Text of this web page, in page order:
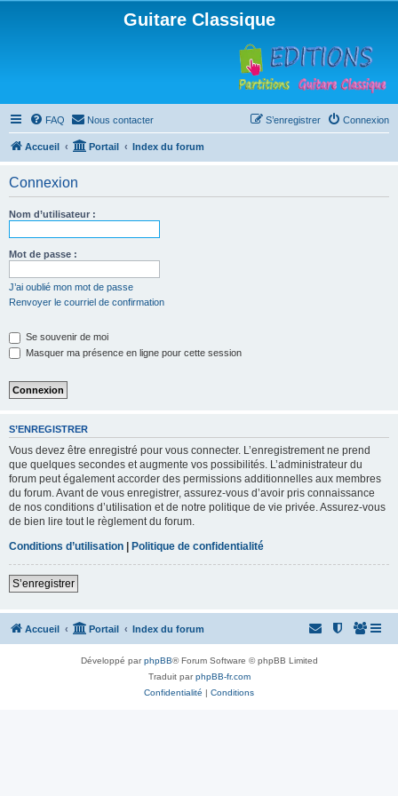
Guitare Classique
FAQ Nous contacter Connexion
S’enregistrer
Accueil Portail Index du forum
Connexion
Nom d’utilisateur :
Mot de passe :
J’ai oublié mon mot de passe
Renvoyer le courriel de confirmation
Se souvenir de moi
Masquer ma présence en ligne pour cette session
S’ENREGISTRER
Vous devez être enregistré pour vous connecter. L’enregistrement ne prend
que quelques secondes et augmente vos possibilités. L’administrateur du
forum peut également accorder des permissions additionnelles aux membres
du forum. Avant de vous enregistrer, assurez-vous d’avoir pris connaissance
de nos conditions d’utilisation et de notre politique de vie privée. Assurez-vous
de bien lire tout le règlement du forum.
Conditions d’utilisation | Politique de confidentialité
S’enregistrer
Accueil Portail Index du forum
Développé parphpBB® Forum Software © phpBB Limited
Traduit parphpBB-fr.com
Confidentialité | Conditions